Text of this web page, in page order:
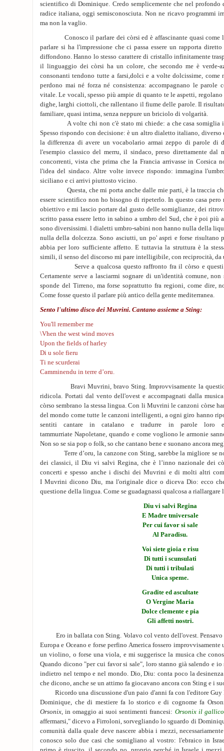
scientifico di Dominique. Credo semplicemente che nel profondo
radice italiana, oggi semisconosciuta. Non ne ricavo programmi
ma non la vaglio.
Conosco il parlare dei còrsi ed è affascinante quasi come
parlare si ha l'impressione che ci passa essere un rapporta
diffondono. Hanno lo stesso carattere di cristallo infinitamente
il linguaggio dei còrsi ha un colore, che secondo me è verde-
consonanti tendono tutte a farsi,dolci e a volte dolcissime,
perdono mai né forza né consistenza: accompagnano le
vitale. Le vocali, spesso più ampie di quanto te le aspetti,
dighe, larghi ciottoli, che rallentano il fiume delle parole. Il
familiare, quasi intima, senza neppure un briciolo di volgarità.
A volte chi non c'è stato mi chiede: a che casa somiglia il
Spesso rispondo con decisione: è un altro dialetto italiano,
la differenza di avere un vocabolario armai zeppo di parole di
l'esempio classico del merru, il sindaco, preso direttamente dal
concorrenti, vista che prima che la Francia arrivasse in Corsica
l'idea del sindaco. Altre volte invece rispondo: immagina
siciliano e ci arrivi piuttosto vicino.
Questa, che mi porta anche dalle mie parti, è la traccia che
essere scientifico non ho bisogno di ripeterlo. In questo casa pero
obiettivo e mi lascio portare dal gusto delle somiglianze, dei
scritto passa essere letto in sabino a umbro del Sud, che è poi più
sono diversissimi. l dialetti umbro-sabini non hanno nulla della
nulla della dolcezza. Sono asciutti, un po' aspri e forse risultano
abbia per loro sufficiente affetto. E tuttavia la struttura è la
simili, il senso del discorso mi pare intelligibile, con reciprocità, da
Serve a qualcosa questo raffronto fra il còrso e questi
Certamente serve a lasciarmi sognare di un'identità comune,
sponde del Tirreno, ma forse soprattutto fra regioni, come dire,
Come fosse questo il parlare più antico della gente mediterranea.
Sento l'ultimo disco dei Muvrini. Cantano assieme a Sting:
You'll remember me
\Vhen the west wind moves
Upon the fields of harley
Di u sole fieru
Ti ne scurderai
Camminendu in terre d’oru.
Bravi Muvrini, bravo Sting. Improvvisamente la
ridicola. Portati dal vento dell'ovest e accompagnati dalla
còrso sembrano la stessa lingua. Con li Muvrini le canzoni còrse
del mondo come tutte le canzoni intelligenti, a ogni giro hanno
sentiti cantare in catalano e tradurre in parole loro e
tammurriate Napoletane, quando e come vogliono le armonie
Non so se sia pop o folk, so che cantano bene e suonano ancora
Terre d’oru, la canzone con Sting, sarebbe la migliore se
dei classici, il Diu vi salvi Regina, che è l’inno nazionale dei
concerti e spesso anche i dischi dei Muvrini e di molti altri
I Muvrini dicono Diu, ma l'originale dice o diceva Dio: ecco
questione della lingua. Come se guadagnassi qualcosa a riallargare
Diu vi salvi Regina
E Madre tmiversale
Per cui favor si sale
Al Paradisu.
Voi siete gioia e risu
Di tutti i scunsulati
Di tutti i tribulati
Unica speme.
Gradite ed ascultate
O Vergine Maria
Dolce clemente e pia
Gli affetti nostri.
Ero in ballata con Sting. Volavo col vento dell'ovest. Pensavo
Europa e Oceano e forse perfino America fossero
un violino, o forse una viola, e mi suggerisce la musica che
Quando dicono "per cui favor si sale", loro stanno già salendo e io
indietro nel tempo e nel mondo. Dio, Diu: conta poco la
che dicono, anche se un attimo fa giocavano ancora con Sting e i
Ricordo una discussione d'un paio d'anni fa con l'editore Guy
Dominique, che di mestiere fa lo storico e di cognome fa
Orsonix, in omaggio ai suoi sentimenti francesi: Orsonix il gallico
affermarsi," dicevo a Firroloni, sorvegliando lo sguardo di
comunità dalla quale deve nascere abbia i mezzi,
conosco solo due casi che somigliano al vostro: l'ebraico in